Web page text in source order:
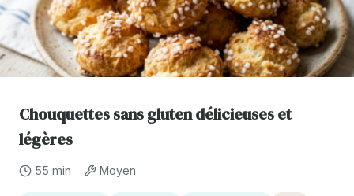
Chouquettes sans gluten délicieuses et
légères
55 min Moyen